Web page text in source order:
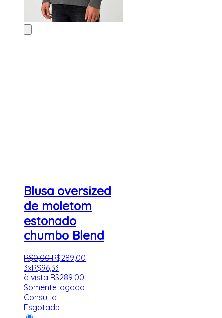
Blusa oversized
de moletom
estonado
chumbo Blend
R$0,00 R$289,00
3xR$96,33
à vista R$289,00
Somente logado
Consulta
Esgotado